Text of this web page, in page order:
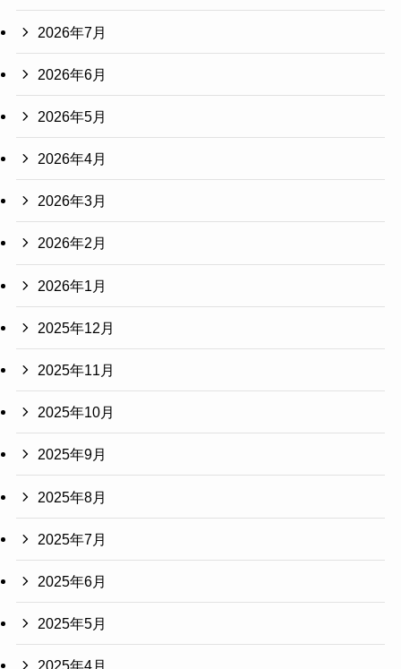
2026年7月
2026年6月
2026年5月
2026年4月
2026年3月
2026年2月
2026年1月
2025年12月
2025年11月
2025年10月
2025年9月
2025年8月
2025年7月
2025年6月
2025年5月
2025年4月